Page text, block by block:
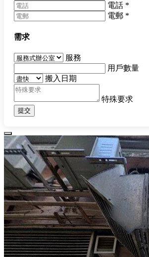
電話 *
電郵 *
需求
服務
用戶數量
搬入日期
特殊要求
提交